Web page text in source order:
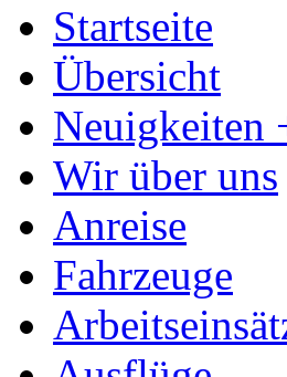
Startseite
Übersicht
Neuigkeiten
Wir über uns
Anreise
Fahrzeuge